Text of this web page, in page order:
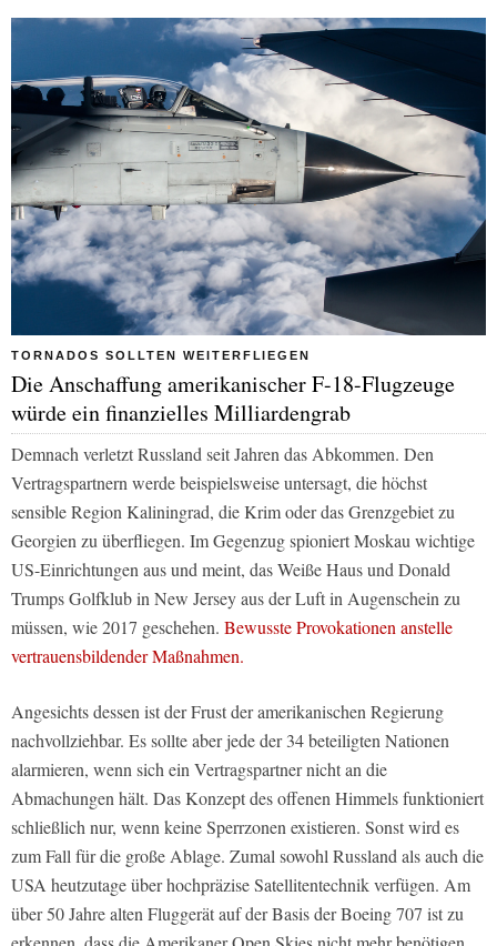
TORNADOS SOLLTEN WEITERFLIEGEN
Die Anschaffung amerikanischer F-18-Flugzeuge
würde ein finanzielles Milliardengrab
Demnach verletzt Russland seit Jahren das Abkommen. Den
Vertragspartnern werde beispielsweise untersagt, die höchst
sensible Region Kaliningrad, die Krim oder das Grenzgebiet zu
Georgien zu überfliegen. Im Gegenzug spioniert Moskau wichtige
US-Einrichtungen aus und meint, das Weiße Haus und Donald
Trumps Golfklub in New Jersey aus der Luft in Augenschein zu
müssen, wie 2017 geschehen. Bewusste Provokationen anstelle
vertrauensbildender Maßnahmen.
Angesichts dessen ist der Frust der amerikanischen Regierung
nachvollziehbar. Es sollte aber jede der 34 beteiligten Nationen
alarmieren, wenn sich ein Vertragspartner nicht an die
Abmachungen hält. Das Konzept des offenen Himmels funktioniert
schließlich nur, wenn keine Sperrzonen existieren. Sonst wird es
zum Fall für die große Ablage. Zumal sowohl Russland als auch die
USA heutzutage über hochpräzise Satellitentechnik verfügen. Am
über 50 Jahre alten Fluggerät auf der Basis der Boeing 707 ist zu